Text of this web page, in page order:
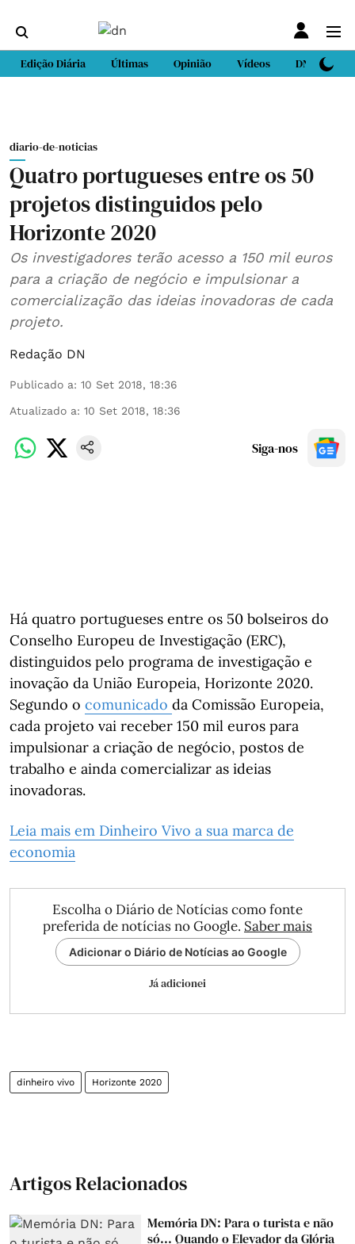
Edição Diária Últimas Opinião Vídeos DN Sport
diario-de-noticias
Quatro portugueses entre os 50
projetos distinguidos pelo
Horizonte 2020
Os investigadores terão acesso a 150 mil euros
para a criação de negócio e impulsionar a
comercialização das ideias inovadoras de cada
projeto.
Redação DN
Publicado a: 10 Set 2018, 18:36
Atualizado a: 10 Set 2018, 18:36
Siga-nos
Há quatro portugueses entre os 50 bolseiros do
Conselho Europeu de Investigação (ERC),
distinguidos pelo programa de investigação e
inovação da União Europeia, Horizonte 2020.
Segundo o comunicado da Comissão Europeia,
cada projeto vai receber 150 mil euros para
impulsionar a criação de negócio, postos de
trabalho e ainda comercializar as ideias
inovadoras.
Leia mais em Dinheiro Vivo a sua marca de
economia
Escolha o Diário de Notícias como fonte
preferida de notícias no Google. Saber mais
Adicionar o Diário de Notícias ao Google
Já adicionei
dinheiro vivo Horizonte 2020
Artigos Relacionados
Memória DN: Para o turista e não
só... Quando o Elevador da Glória